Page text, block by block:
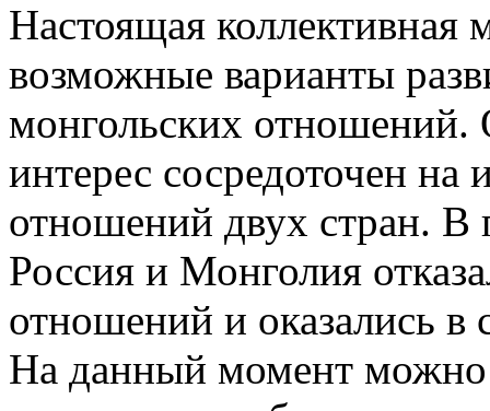
Настоящая коллективная
возможные варианты
монгольских отношений.
интерес сосредоточен на
отношений двух стран. В
Россия и Монголия
отношений и оказались в
На данный момент можно